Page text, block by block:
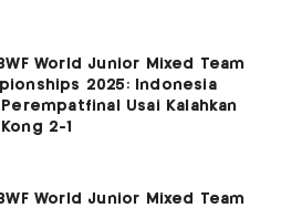
World Junior Mixed Team
2025: Indonesia
Usai Kalahkan
2-1
World Junior Mixed Team